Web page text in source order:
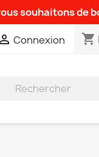
souhaitons de
 Connexion shopping_cart